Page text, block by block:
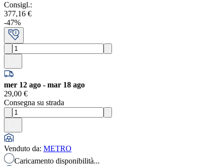
Consigl.:
377,16 €
-47%
mer 12 ago - mar 18 ago
29,00 €
Consegna su strada
Venduto da: METRO
Caricamento disponibilità...